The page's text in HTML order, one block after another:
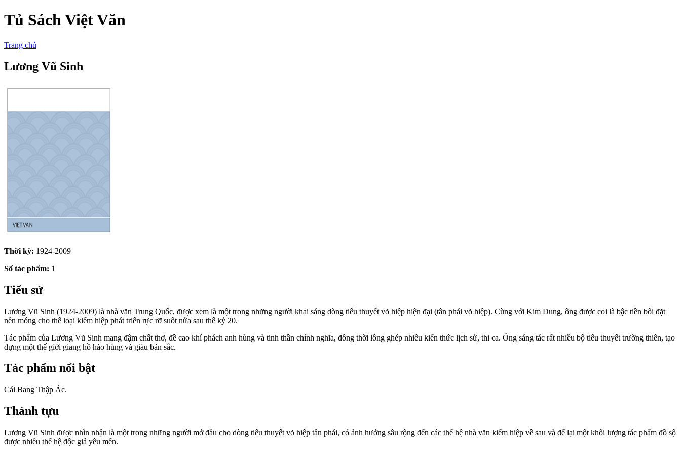
Tủ Sách Việt Văn
Trang chủ
Lương Vũ Sinh
Thời kỳ: 1924-2009
Số tác phẩm: 1
Tiểu sử
Lương Vũ Sinh (1924-2009) là nhà văn Trung Quốc, được xem là một trong những người khai sáng dòng tiểu thuyết võ hiệp hiện đại (tân phái võ hiệp). Cùng với Kim Dung, ông được coi là bậc tiền bối đặt
nền móng cho thể loại kiếm hiệp phát triển rực rỡ suốt nửa sau thế kỷ 20.
Tác phẩm của Lương Vũ Sinh mang đậm chất thơ, đề cao khí phách anh hùng và tinh thần chính nghĩa, đồng thời lồng ghép nhiều kiến thức lịch sử, thi ca. Ông sáng tác rất nhiều bộ tiểu thuyết trường thiên, tạo
dựng một thế giới giang hồ hào hùng và giàu bản sắc.
Tác phẩm nổi bật
Cái Bang Thập Ác.
Thành tựu
Lương Vũ Sinh được nhìn nhận là một trong những người mở đầu cho dòng tiểu thuyết võ hiệp tân phái, có ảnh hưởng sâu rộng đến các thế hệ nhà văn kiếm hiệp về sau và để lại một khối lượng tác phẩm đồ sộ
được nhiều thế hệ độc giả yêu mến.